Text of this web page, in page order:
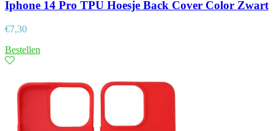
Iphone 14 Pro TPU Hoesje Back Cover Color Zwart
€7,30
Bestellen